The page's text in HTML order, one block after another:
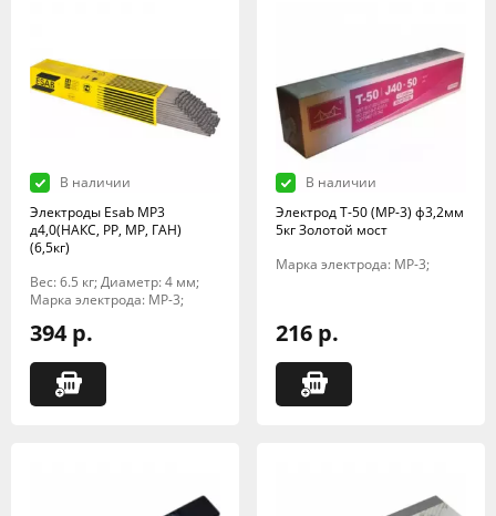
В наличии
Электроды Esab МР3
д4,0(НАКС, РР, МР, ГАН)
(6,5кг)
Вес: 6.5 кг; Диаметр: 4 мм;
Марка электрода: МР-3;
394 р.
В наличии
Электрод Т-50 (МР-3) ф3,2мм
5кг Золотой мост
Марка электрода: МР-3;
216 р.